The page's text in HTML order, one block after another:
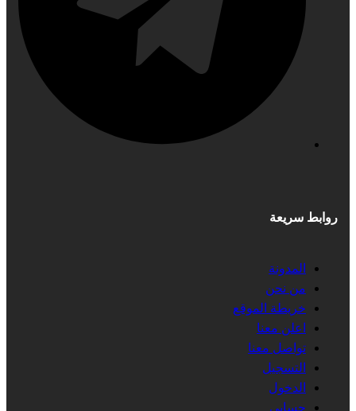
روابط سريعة
المدونة
من نحن
خريطة الموقع
اعلن معنا
تواصل معنا
التسجيل
الدخول
حسابي